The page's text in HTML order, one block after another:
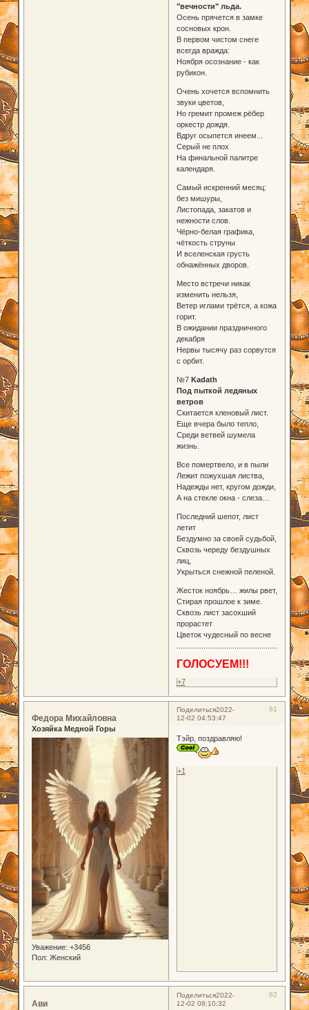
"вечности" льда.
Осень прячется в замке
сосновых крон.
В первом чистом снеге
всегда вражда:
Ноября осознание - как
рубикон.
Очень хочется вспомнить
звуки цветов,
Но гремит промеж рëбер
оркестр дождя.
Вдруг осыпется инеем...
Серый не плох
На финальной палитре
календаря.
Самый искренний месяц:
без мишуры,
Листопада, закатов и
нежности слов.
Чëрно-белая графика,
чëткость струны
И вселенская грусть
обнажëнных дворов.
Место встречи никак
изменить нельзя,
Ветер иглами трëтся, а кожа
горит.
В ожидании праздничного
декабря
Нервы тысячу раз сорвутся
с орбит.
№7Kadath
Под пыткой ледяных
ветров
Скитается кленовый лист.
Еще вчера было тепло,
Среди ветвей шумела
жизнь.
Все помертвело, и в пыли
Лежит пожухшая листва,
Надежды нет, кругом дожди,
А на стекле окна - слеза…
Последний шепот, лист
летит
Бездумно за своей судьбой,
Сквозь череду бездушных
лиц,
Укрыться снежной пеленой.
Жесток ноябрь… жилы рвет,
Стирая прошлое к зиме.
Сквозь лист засохший
прорастет
Цветок чудесный по весне
ГОЛОСУЕМ!!!
+7
Поделиться 61
2022-
12-02 04:53:47
Федора Михайловна
Хозяйка Медной Горы
Уважение: +3456
Пол: Женский
Тэйр, поздравляю!
+1
Поделиться 62
2022-
12-02 08:10:32
Ави